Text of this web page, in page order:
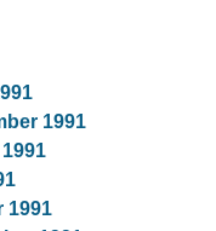
1991
1991